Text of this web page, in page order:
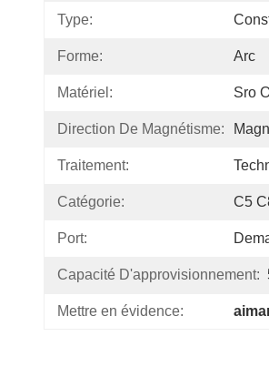
Type:
Forme: Arc
Matériel: Sro
Direction De Magnétisme:
Traitement:
Catégorie: C5
Port:
Capacité D'approvisionnement:
Mettre en évidence: